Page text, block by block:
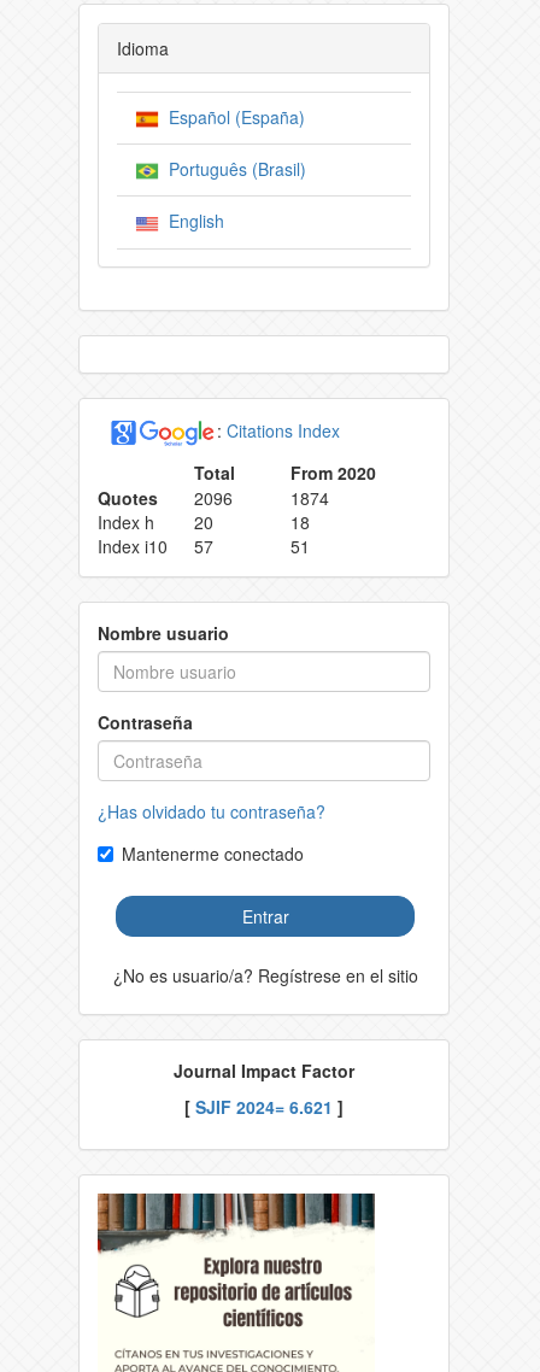
Idioma
Español (España)
Português (Brasil)
English
: Citations Index
Total
From 2020
Quotes
2096
1874
Index h
20
18
Index i10
57 51
Nombre usuario
Contraseña
¿Has olvidado tu contraseña?
Mantenerme conectado
Entrar
¿No es usuario/a? Regístrese en el sitio
Journal Impact Factor
[ SJIF 2024= 6.621 ]